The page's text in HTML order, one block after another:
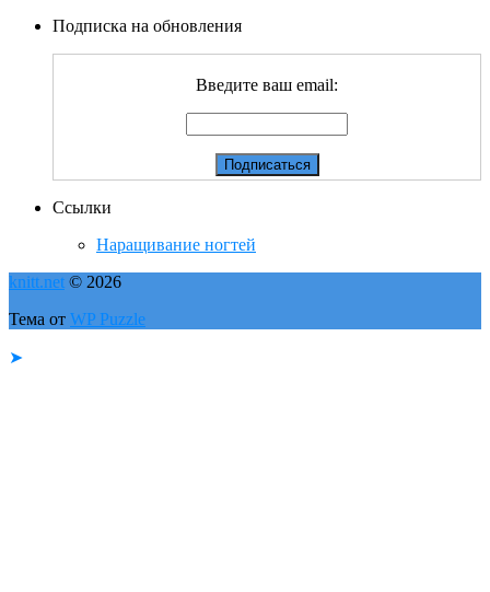
Подписка на обновления
Введите ваш email:
Ссылки
Наращивание ногтей
knitt.net © 2026
Тема от WP Puzzle
➤